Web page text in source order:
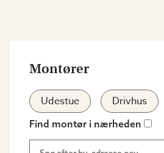
Montører
Udestue Drivhus
Find montør i nærheden